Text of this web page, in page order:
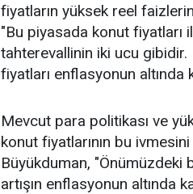
fiyatların yüksek reel
"Bu piyasada konut fiyatları
tahterevallinin iki ucu
fiyatları enflasyonun altında
Mevcut para politikası ve
konut fiyatlarının bu
Büyükduman, "Önümüzdeki
artışın enflasyonun altında